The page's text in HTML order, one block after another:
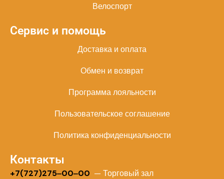
Велоспорт
Сервис и помощь
Доставка и оплата
Обмен и возврат
Программа лояльности
Пользовательское соглашение
Политика конфиденциальности
Контакты
+7(727)275‒00‒00 — Торговый зал